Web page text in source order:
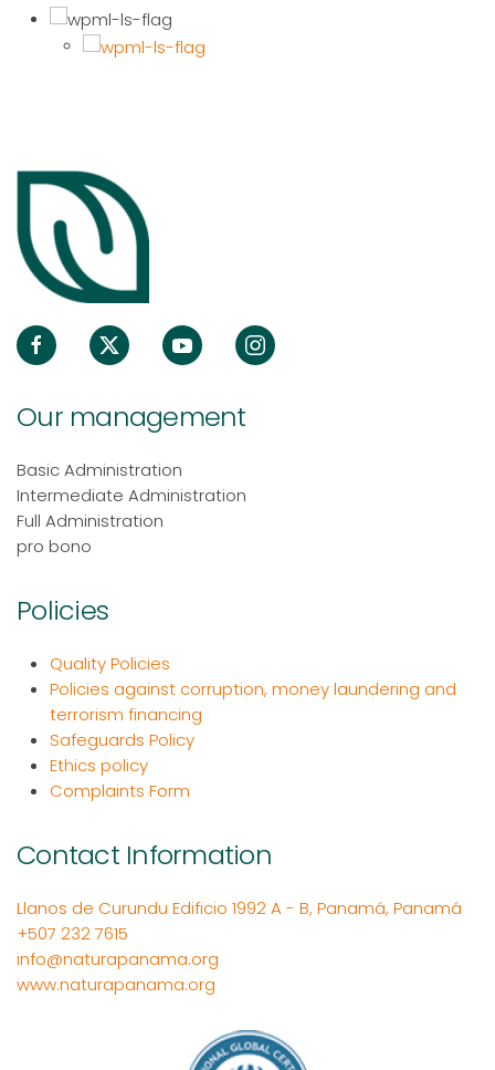
Our management
Basic Administration
Intermediate Administration
Full Administration
pro bono
Policies
Quality Policies
Policies against corruption, money laundering and
terrorism financing
Safeguards Policy
Ethics policy
Complaints Form
Contact Information
Llanos de Curundu Edificio 1992 A - B, Panamá, Panamá
+507 232 7615
info@naturapanama.org
www.naturapanama.org